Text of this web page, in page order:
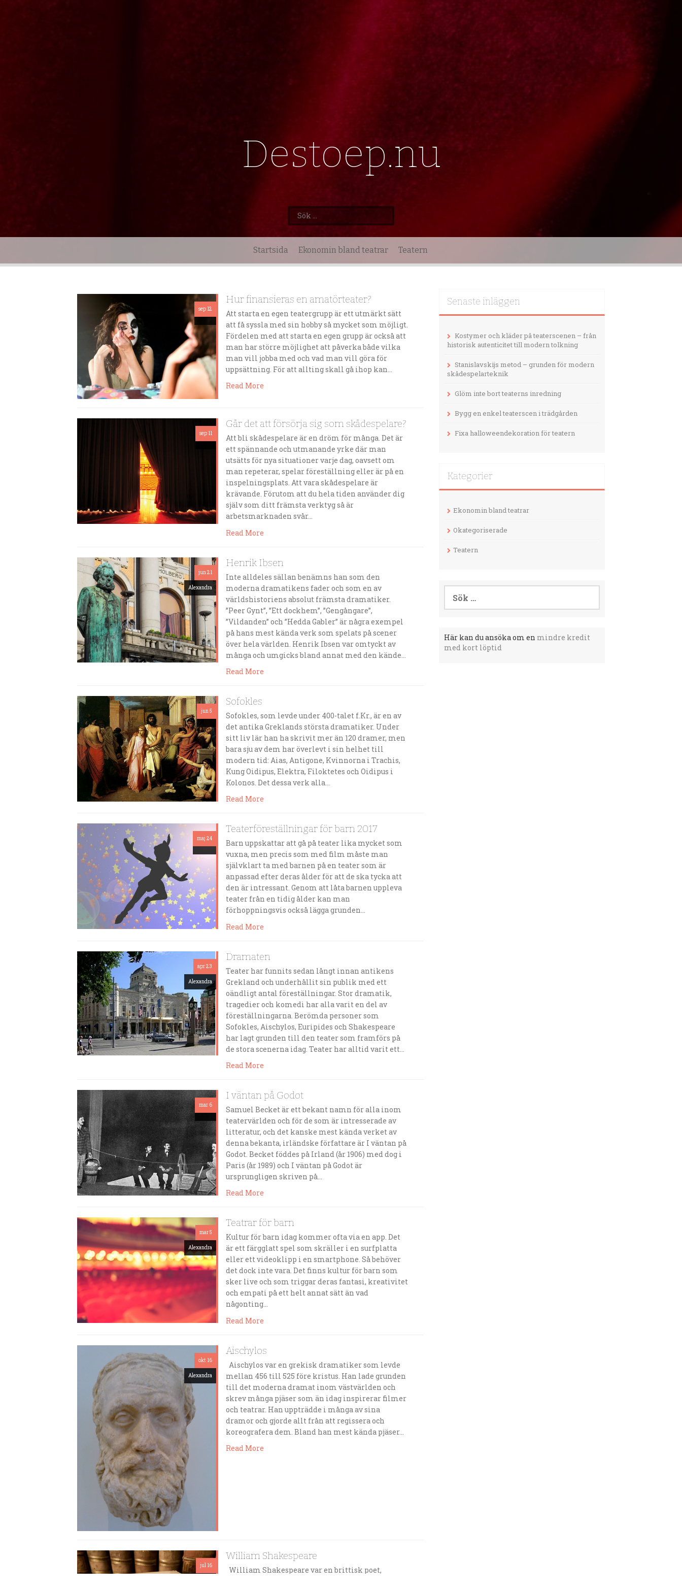
Destoep.nu
efter:
Startsida Ekonomin bland teatrar Teatern
sep 12
Hur finansieras en amatörteater?
Att starta en egen teatergrupp är ett utmärkt sätt
att få syssla med sin hobby så mycket som möjligt.
Fördelen med att starta en egen grupp är också att
man har större möjlighet att påverka både vilka
man vill jobba med och vad man vill göra för
uppsättning. För att allting skall gå ihop kan…
Read More
sep 11
Går det att försörja sig som skådespelare?
Att bli skådespelare är en dröm för många. Det är
ett spännande och utmanande yrke där man
utsätts för nya situationer varje dag, oavsett om
man repeterar, spelar föreställning eller är på en
inspelningsplats. Att vara skådespelare är
krävande. Förutom att du hela tiden använder dig
själv som ditt främsta verktyg så är
arbetsmarknaden svår…
Read More
jun 21
Alexandra
Henrik Ibsen
Inte alldeles sällan benämns han som den
moderna dramatikens fader och som en av
världshistoriens absolut främsta dramatiker.
”Peer Gynt”, ”Ett dockhem”, ”Gengångare”,
”Vildanden” och ”Hedda Gabler” är några exempel
på hans mest kända verk som spelats på scener
över hela världen. Henrik Ibsen var omtyckt av
många och umgicks bland annat med den kände…
Read More
jun 5
Sofokles
Sofokles, som levde under 400-talet f.Kr., är en av
det antika Greklands största dramatiker. Under
sitt liv lär han ha skrivit mer än 120 dramer, men
bara sju av dem har överlevt i sin helhet till
modern tid: Aias, Antigone, Kvinnorna i Trachis,
Kung Oidipus, Elektra, Filoktetes och Oidipus i
Kolonos. Det dessa verk alla…
Read More
maj 24
Teaterföreställningar för barn 2017
Barn uppskattar att gå på teater lika mycket som
vuxna, men precis som med film måste man
självklart ta med barnen på en teater som är
anpassad efter deras ålder för att de ska tycka att
den är intressant. Genom att låta barnen uppleva
teater från en tidig ålder kan man
förhoppningsvis också lägga grunden…
Read More
apr 23
Alexandra
Dramaten
Teater har funnits sedan långt innan antikens
Grekland och underhållit sin publik med ett
oändligt antal föreställningar. Stor dramatik,
tragedier och komedi har alla varit en del av
föreställningarna. Berömda personer som
Sofokles, Aischylos, Euripides och Shakespeare
har lagt grunden till den teater som framförs på
de stora scenerna idag. Teater har alltid varit ett…
Read More
mar 6
I väntan på Godot
Samuel Becket är ett bekant namn för alla inom
teatervärlden och för de som är intresserade av
litteratur, och det kanske mest kända verket av
denna bekanta, irländske författare är I väntan på
Godot. Becket föddes på Irland (år 1906) med dog i
Paris (år 1989) och I väntan på Godot är
ursprungligen skriven på…
Read More
mar 5
Alexandra
Teatrar för barn
Kultur för barn idag kommer ofta via en app. Det
är ett färgglatt spel som skräller i en surfplatta
eller ett videoklipp i en smartphone. Så behöver
det dock inte vara. Det finns kultur för barn som
sker live och som triggar deras fantasi, kreativitet
och empati på ett helt annat sätt än vad
någonting…
Read More
okt 16
Alexandra
Aischylos
Aischylos var en grekisk dramatiker som levde
mellan 456 till 525 före kristus. Han lade grunden
till det moderna dramat inom västvärlden och
skrev många pjäser som än idag inspirerar filmer
och teatrar. Han uppträdde i många av sina
dramor och gjorde allt från att regissera och
koreografera dem. Bland han mest kända pjäser…
Read More
jul 16
William Shakespeare
William Shakespeare var en brittisk poet,
Senaste inläggen
Kostymer och kläder på teaterscenen – från
historisk autenticitet till modern tolkning
Stanislavskijs metod – grunden för modern
skådespelarteknik
Glöm inte bort teaterns inredning
Bygg en enkel teaterscen i trädgården
Fixa halloweendekoration för teatern
Kategorier
Ekonomin bland teatrar
Okategoriserade
Teatern
Sök
efter:
Här kan du ansöka om en mindre kredit
med kort löptid